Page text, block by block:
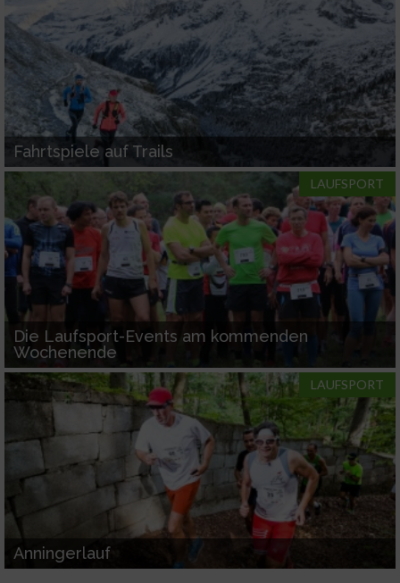
Fahrtspiele auf Trails
LAUFSPORT
Die Laufsport-Events am kommenden
Wochenende
LAUFSPORT
Anningerlauf